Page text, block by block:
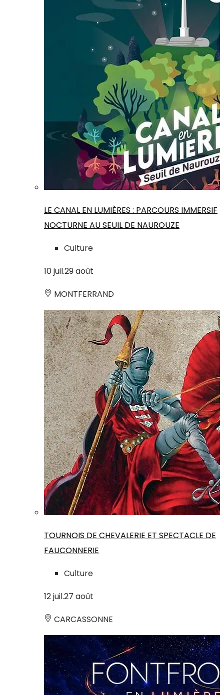
LE CANAL EN LUMIÈRES : PARCOURS IMMERSIF
NOCTURNE AU SEUIL DE NAUROUZE
Culture
10juil.29août
MONTFERRAND
TOURNOIS DE CHEVALERIE ET SPECTACLE DE
FAUCONNERIE
Culture
12juil.27 août
CARCASSONNE